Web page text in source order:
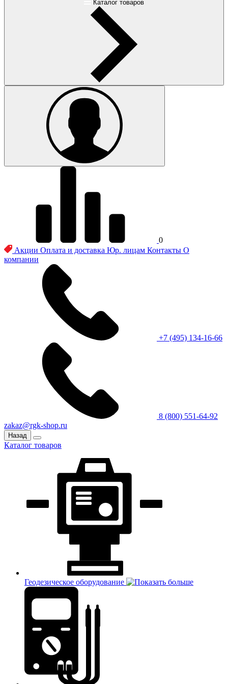
Каталог товаров
0
Акции Оплата и доставка Юр. лицам Контакты О
компании
+7 (495) 134-16-66
8 (800) 551-64-92
zakaz@rgk-shop.ru
Назад
Каталог товаров
Геодезическое оборудование